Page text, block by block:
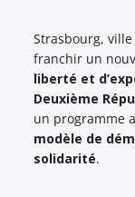
Strasbourg,
franchir un
liberté et
Deuxième
un programme
modèle de
solidarité.